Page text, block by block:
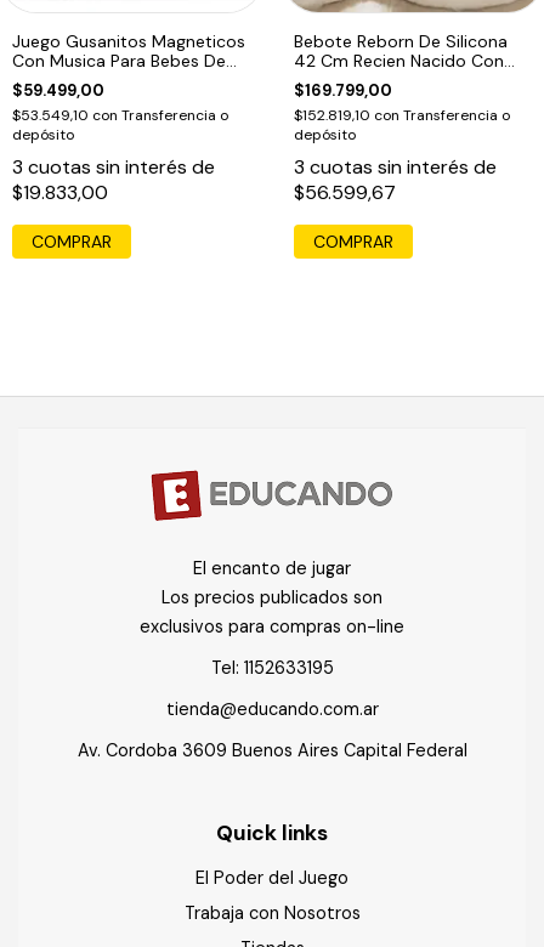
Juego Gusanitos Magneticos
Con Musica Para Bebes De
Pesca
$59.499,00
$53.549,10 con Transferencia o
depósito
3 cuotas sin interés de
$19.833,00
Bebote Reborn De Silicona
42 Cm Recien Nacido Con
Accesorios
$169.799,00
$152.819,10 con Transferencia o
depósito
3 cuotas sin interés de
$56.599,67
El encanto de jugar
Los precios publicados son
exclusivos para compras on-line
Tel: 1152633195
tienda@educando.com.ar
Av. Cordoba 3609 Buenos Aires Capital Federal
Quick links
El Poder del Juego
Trabaja con Nosotros